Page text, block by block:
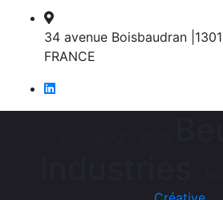
34 avenue Boisbaudran
FRANCE